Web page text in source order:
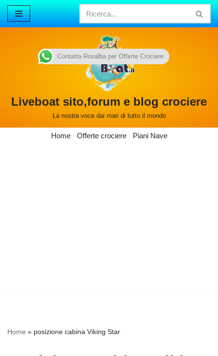
Vai
Liveboat sito,forum e blog crociere
La nostra voce dai mari di tutto il mondo
Home Offerte crociere Piani Nave
Home » posizione cabina Viking Star
Contatta Rosalba per Offerte Crociere